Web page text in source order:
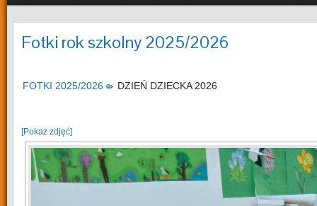
Fotki rok szkolny 2025/2026
FOTKI 2025/2026 » DZIEŃ DZIECKA 2026
[Pokaz zdjęć]